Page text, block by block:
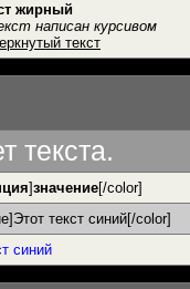
жирный
написан курсивом
текст
текста.
]значение[/color]
текст синий[/color]
синий